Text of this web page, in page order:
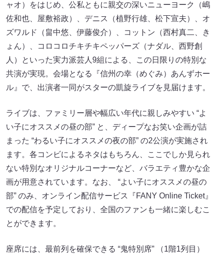
ャオ）をはじめ、公私ともに親交の深いニューヨーク（嶋
佐和也、屋敷裕政）、デニス（植野行雄、松下宣夫）、オ
ズワルド（畠中悠、伊藤俊介）、コットン（西村真二、き
ょん）、コロコロチキチキペッパーズ（ナダル、西野創
人）といった実力派芸人9組による、この日限りの特別な
共演が実現。会場となる『信州の幸（めぐみ）あんずホー
ル』で、出演者一同がスターの凱旋ライブを見届けます。
ライブは、ファミリー層や幅広い年代に親しみやすい “よ
い子にオススメの昼の部” と、ディープなお笑い企画が詰
まった “わるい子にオススメの夜の部” の2公演が実施され
ます。各コンビによるネタはもちろん、ここでしか見られ
ない特別なオリジナルコーナーなど、バラエティ豊かな企
画が用意されています。なお、 “よい子にオススメの昼の
部” のみ、オンライン配信サービス『FANY Online Ticket』
での配信を予定しており、全国のファンも一緒に楽しむこ
とができます。
座席には、最前列を確保できる “鬼特別席” （1階1列目）